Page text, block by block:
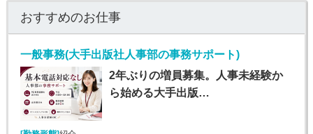
おすすめのお仕事
一般事務(大手出版社人事部の事務サポート)
2年ぶりの増員募集。人事未経験か
ら始める大手出版…